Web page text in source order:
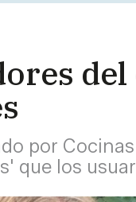
por
que los